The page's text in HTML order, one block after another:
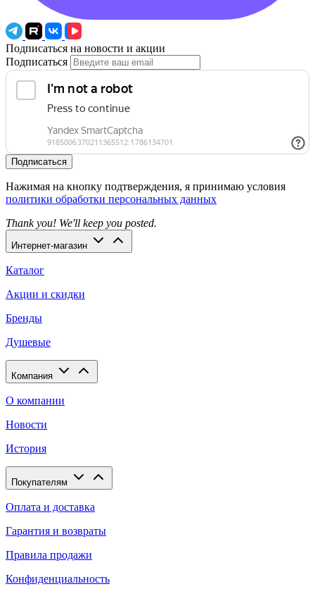
Подписаться на новости и акции
Подписаться
Подписаться
Нажимая на кнопку подтверждения, я принимаю условия
политики обработки персональных данных
Thank you! We'll keep you posted.
Интернет-магазин
Каталог
Акции и скидки
Бренды
Душевые
Компания
О компании
Новости
История
Покупателям
Оплата и доставка
Гарантия и возвраты
Правила продажи
Конфиденциальность